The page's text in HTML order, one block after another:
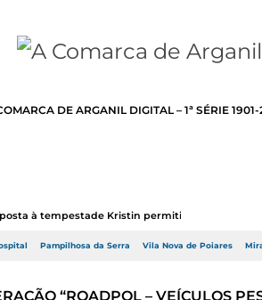
DE ARGANIL DIGITAL – 1ª SÉRIE
à tempestade Kristin permitir a adj...
Pampilhosa da Serra Vila Nova de Poiares
“ROADPOL – VEÍCULOS